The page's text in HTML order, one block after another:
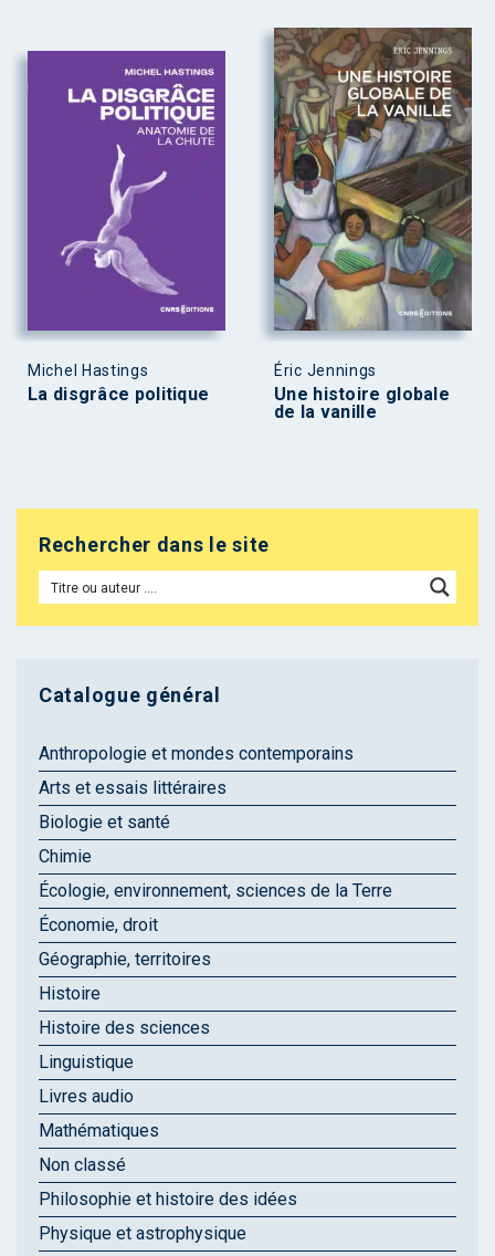
Michel Hastings
La disgrâce politique
Éric Jennings
Une histoire globale
de la vanille
Rechercher dans le site
Catalogue général
Anthropologie et mondes contemporains
Arts et essais littéraires
Biologie et santé
Chimie
Écologie, environnement, sciences de la Terre
Économie, droit
Géographie, territoires
Histoire
Histoire des sciences
Linguistique
Livres audio
Mathématiques
Non classé
Philosophie et histoire des idées
Physique et astrophysique